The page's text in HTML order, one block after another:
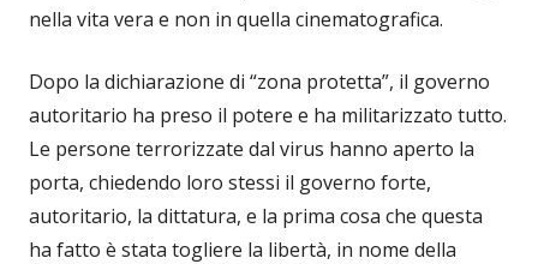
nella vita vera e non in quella cinematografica.
Dopo la dichiarazione di “zona protetta”, il governo
autoritario ha preso il potere e ha militarizzato tutto.
Le persone terrorizzate dal virus hanno aperto la
porta, chiedendo loro stessi il governo forte,
autoritario, la dittatura, e la prima cosa che questa
ha fatto è stata togliere la libertà, in nome della